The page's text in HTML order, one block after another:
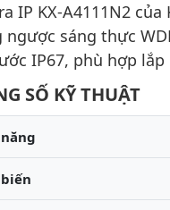
IP KX-A4111N2
ngược sáng thực
IP67, phù hợp
SỐ KỸ THUẬT